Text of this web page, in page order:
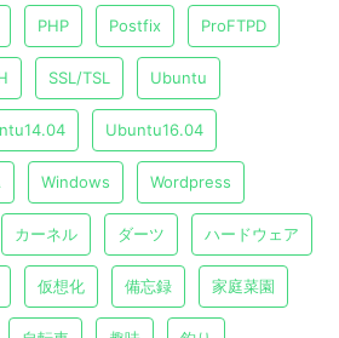
PHP Postfix ProFTPD
SSL/TSL Ubuntu
Ubuntu16.04
Windows Wordpress
カーネル ダーツ ハードウェア
仮想化 備忘録 家庭菜園